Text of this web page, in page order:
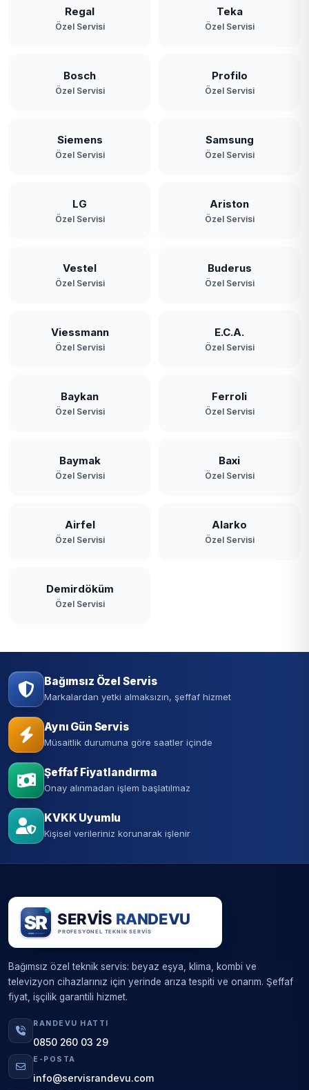
Regal
Özel Servisi
Teka
Özel Servisi
Bosch
Özel Servisi
Profilo
Özel Servisi
Siemens
Özel Servisi
Samsung
Özel Servisi
LG
Özel Servisi
Ariston
Özel Servisi
Vestel
Özel Servisi
Buderus
Özel Servisi
Viessmann
Özel Servisi
E.C.A.
Özel Servisi
Baykan
Özel Servisi
Ferroli
Özel Servisi
Baymak
Özel Servisi
Baxi
Özel Servisi
Airfel
Özel Servisi
Alarko
Özel Servisi
Demirdöküm
Özel Servisi
Bağımsız Özel Servis
Markalardan yetki almaksızın, şeffaf hizmet
Aynı Gün Servis
Müsaitlik durumuna göre saatler içinde
Şeffaf Fiyatlandırma
Onay alınmadan işlem başlatılmaz
KVKK Uyumlu
Kişisel verileriniz korunarak işlenir
Bağımsız özel teknik servis: beyaz eşya, klima, kombi ve
televizyon cihazlarınız için yerinde arıza tespiti ve onarım. Şeffaf
fiyat, işçilik garantili hizmet.
RANDEVU HATTI
0850 260 03 29
E-POSTA
info@servisrandevu.com